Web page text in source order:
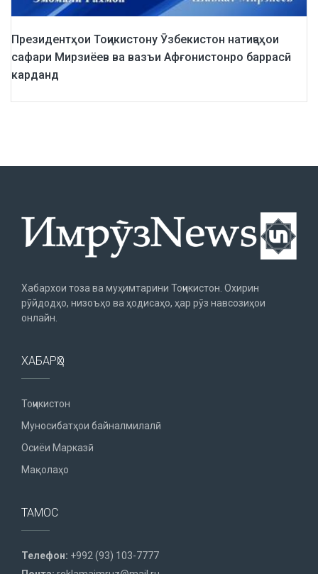
Президентҳои Тоҷикистону Ӯзбекистон натиҷаҳои
сафари Мирзиёев ва вазъи Афғонистонро баррасӣ
карданд
Хабархои тоза ва муҳимтарини Тоҷикистон. Охирин
рӯйдодҳо, низоъҳо ва ҳодисаҳо, ҳар рӯз навсозиҳои
онлайн.
ХАБАРҲО
Тоҷикистон
Муносибатҳои байналмилалӣ
Осиёи Марказӣ
Мақолаҳо
ТАМОС
Телефон: +992 (93) 103-7777